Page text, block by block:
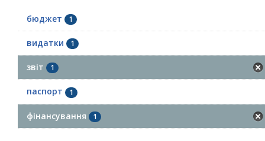
бюджет 1
видатки 1
звіт 1
паспорт 1
фінансування 1